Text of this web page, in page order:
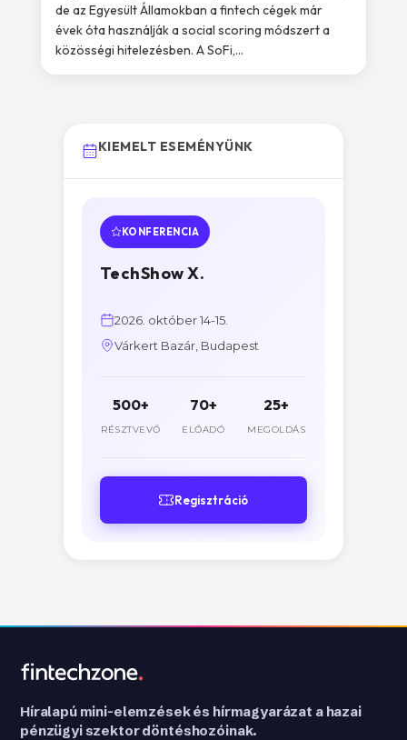
de az Egyesült Államokban a fintech cégek már
évek óta használják a social scoring módszert a
közösségi hitelezésben. A SoFi,...
KIEMELT ESEMÉNYÜNK
KONFERENCIA
TechShow X.
2026. október 14-15.
Várkert Bazár, Budapest
500+
RÉSZTVEVŐ
70+
ELŐADÓ
25+
MEGOLDÁS
Regisztráció
Híralapú mini-elemzések és hírmagyarázat a hazai
pénzügyi szektor döntéshozóinak.